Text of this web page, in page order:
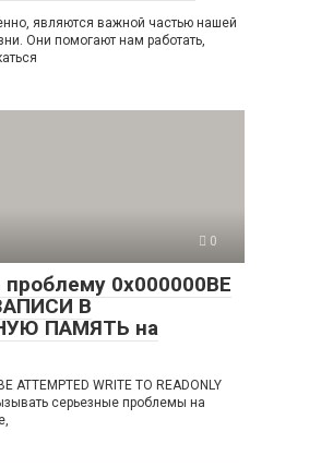
являются важной частью нашей
Они помогают нам работать,
0
0x000000BE
В
ПАМЯТЬ на
ATTEMPTED WRITE TO READONLY
серьезные проблемы на